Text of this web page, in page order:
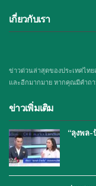
เกี่ยวกับเรา
ข่าวด่วนล่าสุดของประเทศไท
และอีกมากมาย หากคุณมีคำถา
ข่าวเพิ่มเติม
“ลุงพล-